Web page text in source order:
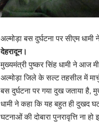
अल्मोड़ा बस दुर्घटना पर सीएम धामी
देहरादून।
मुख्यमंत्री पुष्कर सिंह धामी ने आज
अल्मोड़ा जिले के सल्ट तहसील में
बस दुर्घटना पर गया दुख जताया है,
धामी ने कहा कि यह बहुत ही दुखद
घटनाओं की दोबारा पुनरावृत्ति ना